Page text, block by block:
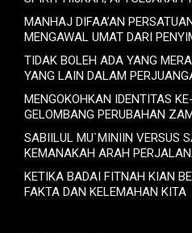
MANHAJ DIFAA’AN
MENGAWAL UMAT DARI
TIDAK BOLEH ADA YANG
YANG LAIN DALAM
MENGOKOHKAN IDENTITAS
GELOMBANG PERUBAHAN
SABIILUL MU`MINIIN VERSUS
KEMANAKAH ARAH
KETIKA BADAI FITNAH KIAN
FAKTA DAN KELEMAHAN KITA